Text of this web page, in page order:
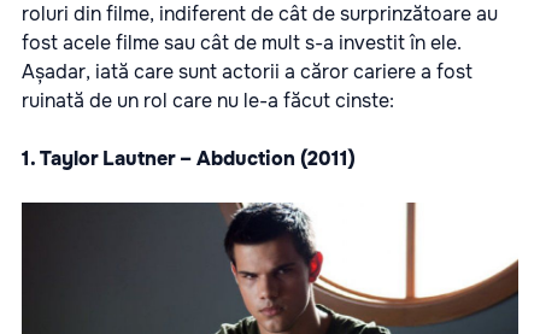
roluri din filme, indiferent de cât de surprinzătoare au
fost acele filme sau cât de mult s-a investit în ele.
Așadar, iată care sunt actorii a căror cariere a fost
ruinată de un rol care nu le-a făcut cinste:
1. Taylor Lautner – Abduction (2011)